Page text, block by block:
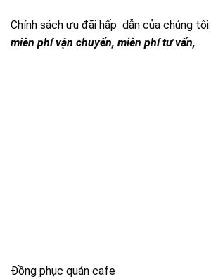
Chính sách ưu đãi hấp dẫn của chúng tôi:
miễn phí vận chuyển, miễn phí tư vấn,
Đồng phục quán cafe